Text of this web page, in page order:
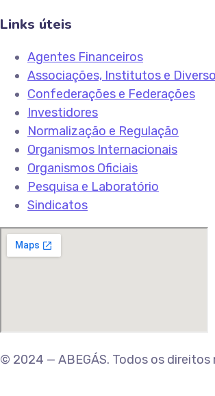
Links úteis
Agentes Financeiros
Associações, Institutos e
Confederações e Federações
Investidores
Normalização e Regulação
Organismos Internacionais
Organismos Oficiais
Pesquisa e Laboratório
Sindicatos
© 2024 — ABEGÁS. Todos os direitos